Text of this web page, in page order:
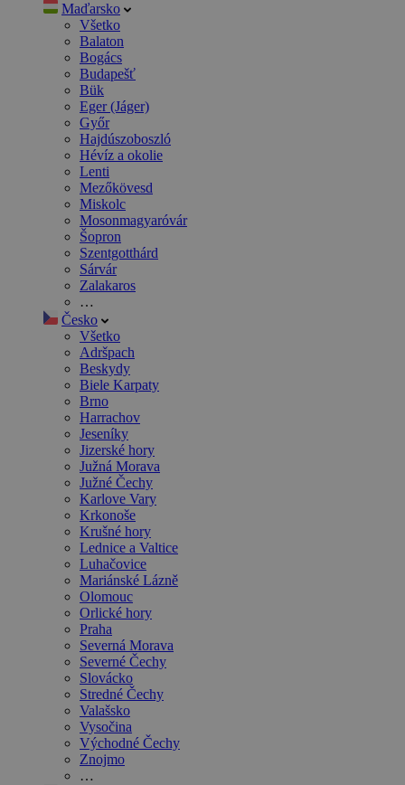
Maďarsko
Všetko
Balaton
Bogács
Budapešť
Bük
Eger (Jáger)
Győr
Hajdúszoboszló
Hévíz a okolie
Lenti
Mezőkövesd
Miskolc
Mosonmagyaróvár
Šopron
Szentgotthárd
Sárvár
Zalakaros
…
Česko
Všetko
Adršpach
Beskydy
Biele Karpaty
Brno
Harrachov
Jeseníky
Jizerské hory
Južná Morava
Južné Čechy
Karlove Vary
Krkonoše
Krušné hory
Lednice a Valtice
Luhačovice
Mariánské Lázně
Olomouc
Orlické hory
Praha
Severná Morava
Severné Čechy
Slovácko
Stredné Čechy
Valašsko
Vysočina
Východné Čechy
Znojmo
…